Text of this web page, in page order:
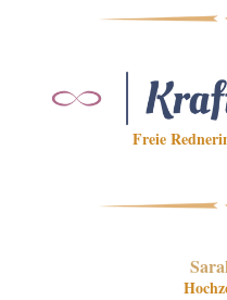
Freie